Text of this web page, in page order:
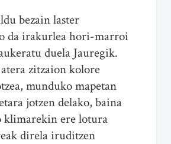
bezain laster
da irakurlea hori-marroi
duela Jauregik.
atera zitzaion kolore
munduko mapetan
jotzen delako, baina
klimarekin ere lotura
direla iruditzen